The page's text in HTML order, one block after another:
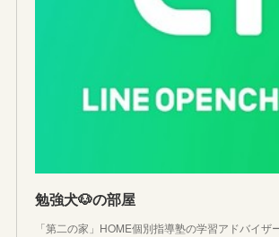
勉強犬🐶の部屋
「第二の家」HOME個別指導塾の学習アドバイザ